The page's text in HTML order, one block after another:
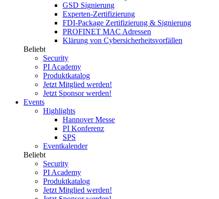
GSD Signierung
Experten-Zertifizierung
FDI-Package Zertifizierung & Signierung
PROFINET MAC Adressen
Klärung von Cybersicherheitsvorfällen
Beliebt
Security
PI Academy
Produktkatalog
Jetzt Mitglied werden!
Jetzt Sponsor werden!
Events
Highlights
Hannover Messe
PI Konferenz
SPS
Eventkalender
Beliebt
Security
PI Academy
Produktkatalog
Jetzt Mitglied werden!